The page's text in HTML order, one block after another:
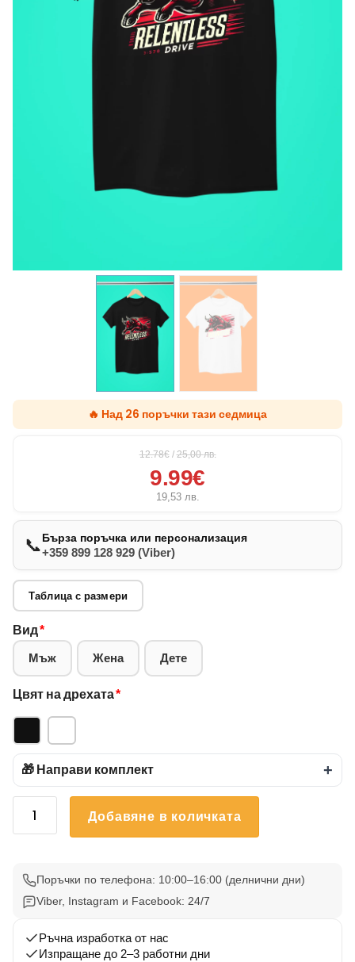
🔥 Над 26 поръчки тази седмица
12.78€ / 25,00лв.
9.99€
19,53 лв.
📞Бърза поръчка или персонализация
+359 899 128 929 (Viber)
Таблица с размери
Вид*
Мъж Жена Дете
Цвят на дрехата*
🎁 Направи комплект +
количество
Дух
Добавяне в количката
Поръчки по телефона: 10:00–16:00 (делнични дни)
Viber, Instagram и Facebook: 24/7
Ръчна изработка от нас
Изпращане до 2–3 работни дни